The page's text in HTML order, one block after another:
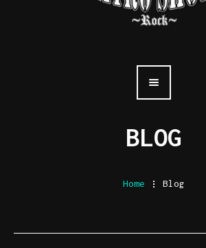
BLOG
Home . Blog